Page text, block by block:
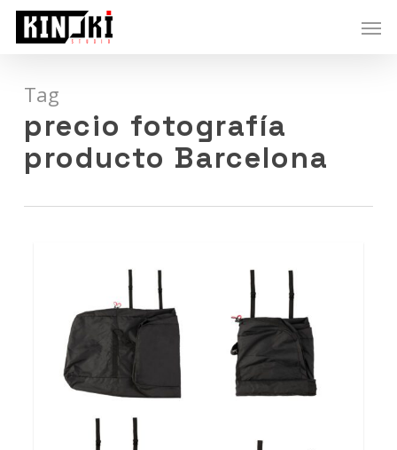
Skip
content
Tag
precio fotografía
producto Barcelona
0